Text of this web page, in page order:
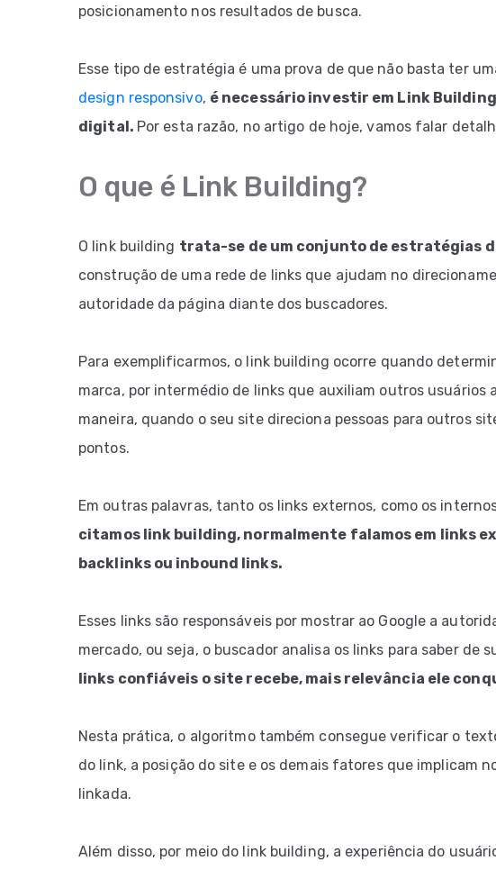
posicionamento nos resultados de busca.
Esse tipo de estratégia é uma prova de que não basta ter
design responsivo, é necessário investir em Link
digital. Por esta razão, no artigo de hoje, vamos falar
O que é Link Building?
O link building trata-se de um conjunto de estratégias
construção de uma rede de links que ajudam no
autoridade da página diante dos buscadores.
Para exemplificarmos, o link building ocorre quando
marca, por intermédio de links que auxiliam outros usuários
maneira, quando o seu site direciona pessoas para outros
pontos.
Em outras palavras, tanto os links externos, como os
citamos link building, normalmente falamos em links
backlinks ou inbound links.
Esses links são responsáveis por mostrar ao Google a
mercado, ou seja, o buscador analisa os links para saber de
links confiáveis o site recebe, mais relevância ele
Nesta prática, o algoritmo também consegue verificar o
do link, a posição do site e os demais fatores que implicam
linkada.
Além disso, por meio do link building, a experiência do